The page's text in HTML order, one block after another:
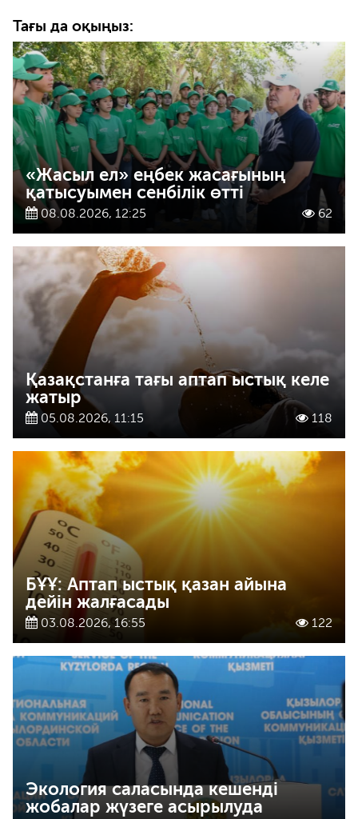
Тағы да оқыңыз:
«Жасыл ел» еңбек жасағының
қатысуымен сенбілік өтті
08.08.2026, 12:25 62
Қазақстанға тағы аптап ыстық келе
жатыр
05.08.2026, 11:15 118
БҰҰ: Аптап ыстық қазан айына
дейін жалғасады
03.08.2026, 16:55 122
Экология саласында кешенді
жобалар жүзеге асырылуда